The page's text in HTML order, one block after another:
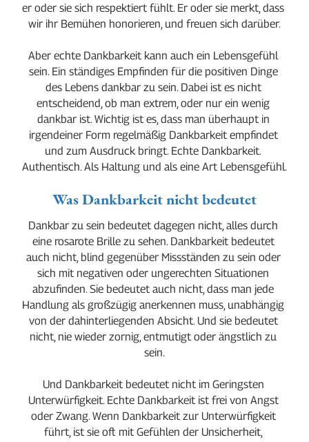
er oder sie sich respektiert fühlt. Er oder sie merkt, dass
wir ihr Bemühen honorieren, und freuen sich darüber.
Aber echte Dankbarkeit kann auch ein Lebensgefühl
sein. Ein ständiges Empfinden für die positiven Dinge
des Lebens dankbar zu sein. Dabei ist es nicht
entscheidend, ob man extrem, oder nur ein wenig
dankbar ist. Wichtig ist es, dass man überhaupt in
irgendeiner Form regelmäßig Dankbarkeit empfindet
und zum Ausdruck bringt. Echte Dankbarkeit.
Authentisch. Als Haltung und als eine Art Lebensgefühl.
Was Dankbarkeit nicht bedeutet
Dankbar zu sein bedeutet dagegen nicht, alles durch
eine rosarote Brille zu sehen. Dankbarkeit bedeutet
auch nicht, blind gegenüber Missständen zu sein oder
sich mit negativen oder ungerechten Situationen
abzufinden. Sie bedeutet auch nicht, dass man jede
Handlung als großzügig anerkennen muss, unabhängig
von der dahinterliegenden Absicht. Und sie bedeutet
nicht, nie wieder zornig, entmutigt oder ängstlich zu
sein.
Und Dankbarkeit bedeutet nicht im Geringsten
Unterwürfigkeit. Echte Dankbarkeit ist frei von Angst
oder Zwang. Wenn Dankbarkeit zur Unterwürfigkeit
führt, ist sie oft mit Gefühlen der Unsicherheit,